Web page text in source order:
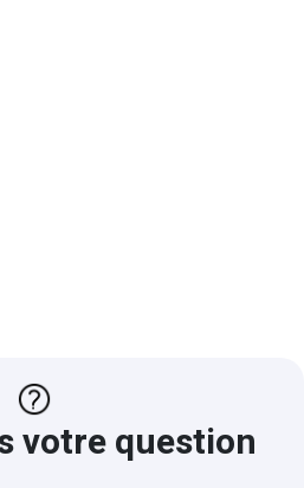
votre question